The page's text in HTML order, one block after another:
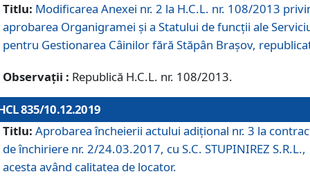
Titlu: Modificarea Anexei nr. 2 la H.C.L. nr. 108/2013
aprobarea Organigramei şi a Statului de funcții ale
pentru Gestionarea Câinilor fără Stăpân Brașov,
Observații : Republică H.C.L. nr. 108/2013.
835/10.12.2019
Titlu: Aprobarea încheierii actului adițional nr. 3 la
de închiriere nr. 2/24.03.2017, cu S.C. STUPINIREZ S.R.L.,
acesta având calitatea de locator.